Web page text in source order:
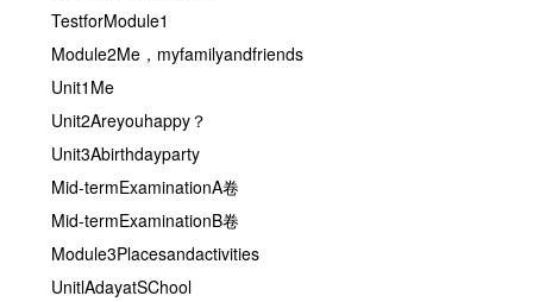
TestforModule1
Module2Me，myfamilyandfriends
Unit1Me
Unit2Areyouhappy？
Unit3Abirthdayparty
Mid-termExaminationA卷
Mid-termExaminationB卷
Module3Placesandactivities
UnitlAdayatSChool